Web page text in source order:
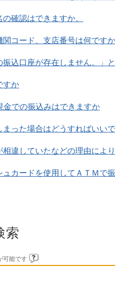
確認はできますか。
関コード、支店番号は何ですか
込口座が存在しません。」
すか
金での振込みはできますか
った場合はどうすればいいで
相違していたなどの理由によ
カードを使用してＡＴＭで
索
可能です